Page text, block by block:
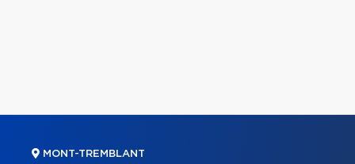
MONT-TREMBLANT